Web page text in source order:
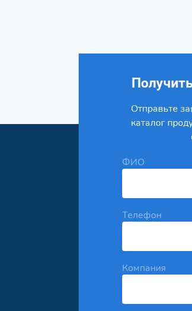
Отправьте
каталог
ФИО
Телефон
Компания